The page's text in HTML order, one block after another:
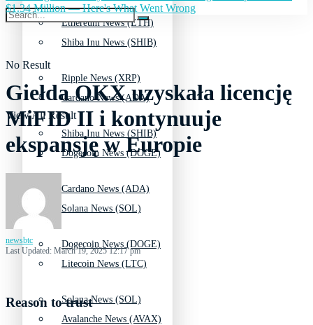
Shiba Inu News (SHIB)
Cardano News (ADA)
Dogecoin News (DOGE)
Solana News (SOL)
Litecoin News (LTC)
Avalanche News (AVAX)
Ethereum News (ETH)
Ripple News (XRP)
Shiba Inu News (SHIB)
Cardano News (ADA)
Dogecoin News (DOGE)
Solana News (SOL)
No Result
View All Result
$1.34 Million — Here's What Went Wrong
Giełda OKX uzyskała licencję
MiFID II i kontynuuje
ekspansję w Europie
newsbtc
Last Updated: March 19, 2025 12:17 pm
Reason to trust